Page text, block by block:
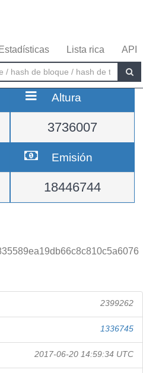
Estadísticas Lista rica API
Altura
3736007
Emisión
18446744
2399262
1336745
2017-06-20 14:59:34 UTC